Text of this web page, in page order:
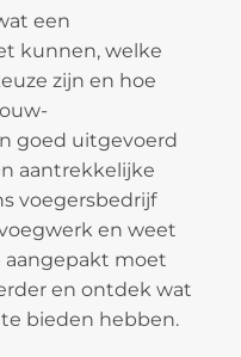
een
kunnen, welke
zijn en hoe
goed uitgevoerd
aantrekkelijke
voegersbedrijf
en weet
aangepakt moet
en ontdek wat
bieden hebben.